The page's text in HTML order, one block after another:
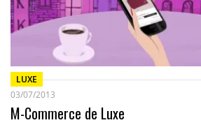
LUXE
03/07/2013
M-Commerce de Luxe